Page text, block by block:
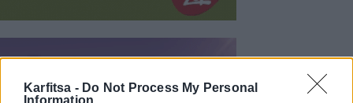
Karfitsa - Do Not Process My Personal
Information